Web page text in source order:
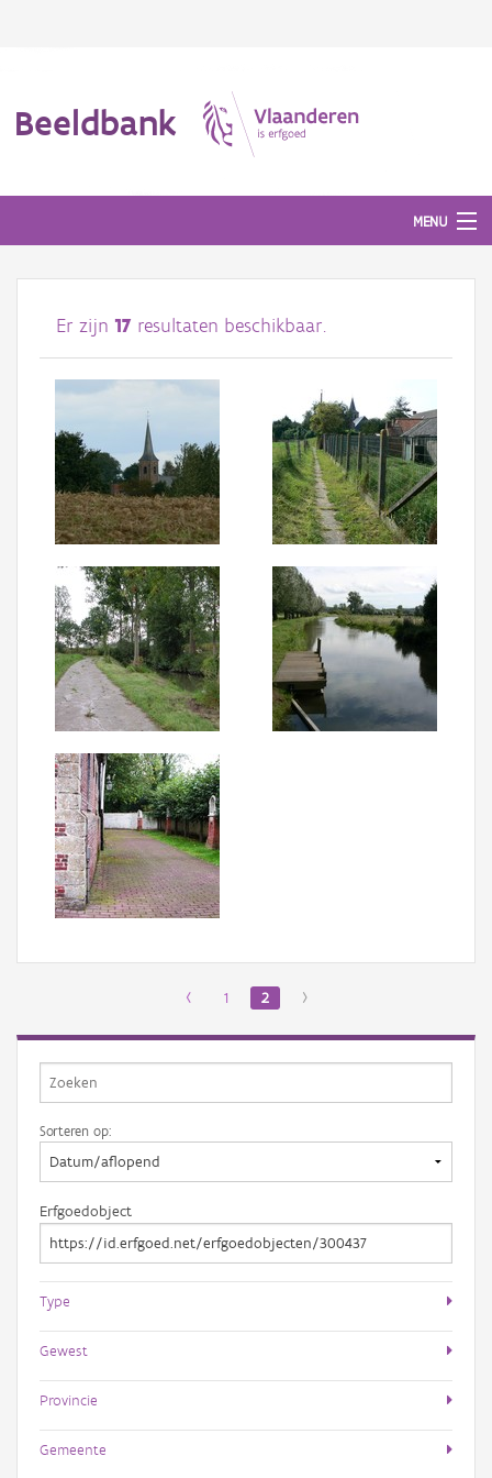
Beeldbank
MENU
Afbeeldingen
#BeeldIndeKijker
Over ons
Aanmelden
Er zijn 17 resultaten beschikbaar.
‹ 1 2 ›
Sorteren op:
Erfgoedobject
Type
Gewest
Provincie
Gemeente